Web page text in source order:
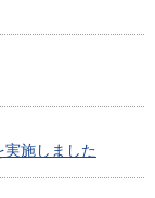
施しました